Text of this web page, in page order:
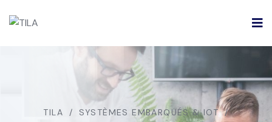
TILA
SYSTÈMES EMBARQUÉS & IOT